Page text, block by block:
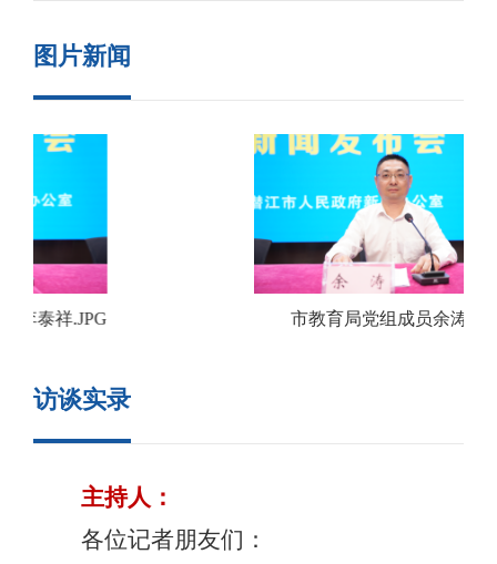
图片新闻
市教育局党组成员余涛.JPG
访谈实录
主持人：
各位记者朋友们：